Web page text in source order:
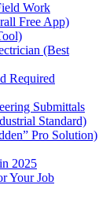
Work
Free App)
(Best
Required
Submittals
Standard)
Pro Solution)
2025
Your Job